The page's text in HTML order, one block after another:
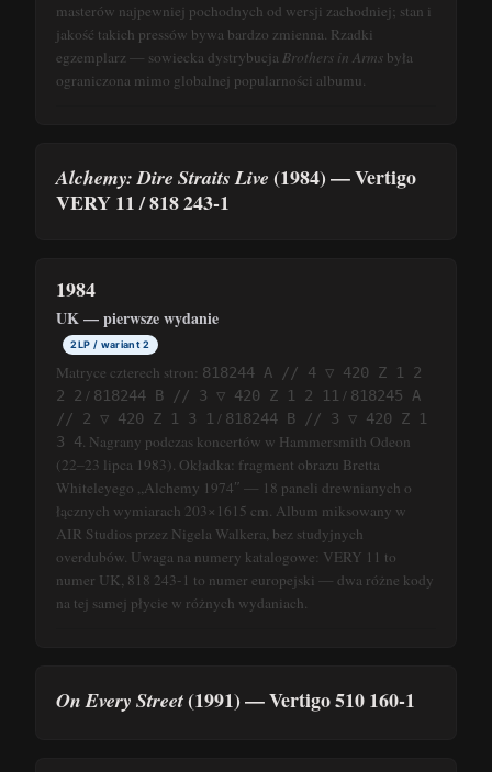
masterów najpewniej pochodnych od wersji zachodniej; stan i
jakość takich pressów bywa bardzo zmienna. Rzadki
egzemplarz — sowiecka dystrybucja Brothers in Arms była
ograniczona mimo globalnej popularności albumu.
Alchemy: Dire Straits Live (1984) — Vertigo
VERY 11 / 818 243-1
1984
UK — pierwsze wydanie
2LP / wariant 2
Matryce czterech stron: 818244 A // 4 ▽ 420 Z 1 2
2 2 / 818244 B // 3 ▽ 420 Z 1 2 11 / 818245 A
// 2 ▽ 420 Z 1 3 1 / 818244 B // 3 ▽ 420 Z 1
3 4. Nagrany podczas koncertów w Hammersmith Odeon
(22–23 lipca 1983). Okładka: fragment obrazu Bretta
Whiteleyego „Alchemy 1974″ — 18 paneli drewnianych o
łącznych wymiarach 203×1615 cm. Album miksowany w
AIR Studios przez Nigela Walkera, bez studyjnych
overdubów. Uwaga na numery katalogowe: VERY 11 to
numer UK, 818 243-1 to numer europejski — dwa różne kody
na tej samej płycie w różnych wydaniach.
On Every Street(1991) — Vertigo 510 160-1